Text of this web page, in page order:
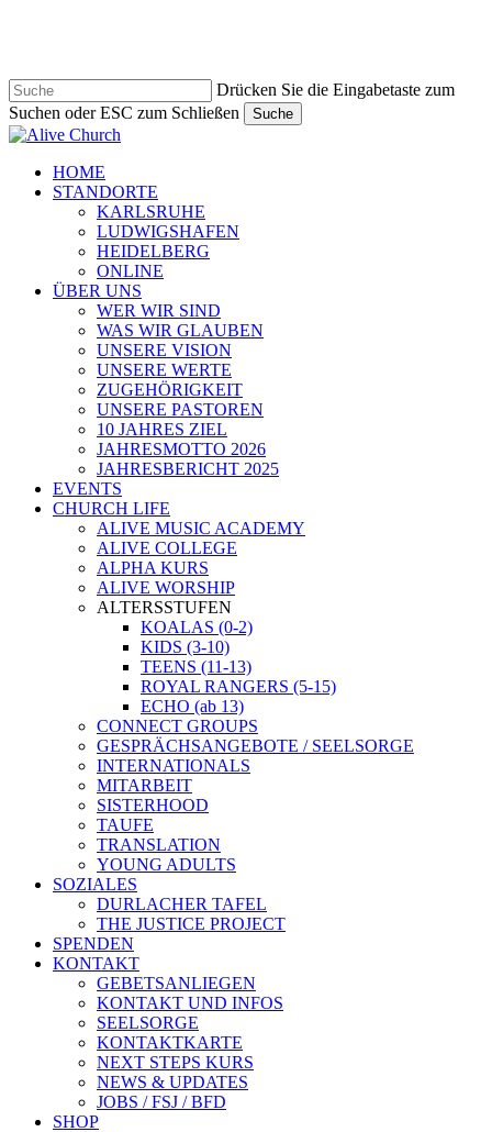
Drücken Sie die Eingabetaste zum
Suchen oder ESC zum Schließen
Suche
Suche
Navigationsmenü
HOME
STANDORTE
KARLSRUHE
LUDWIGSHAFEN
HEIDELBERG
ONLINE
ÜBER UNS
WER WIR SIND
WAS WIR GLAUBEN
UNSERE VISION
UNSERE WERTE
ZUGEHÖRIGKEIT
UNSERE PASTOREN
10 JAHRES ZIEL
JAHRESMOTTO 2026
JAHRESBERICHT 2025
EVENTS
CHURCH LIFE
ALIVE MUSIC ACADEMY
ALIVE COLLEGE
ALPHA KURS
ALIVE WORSHIP
ALTERSSTUFEN
KOALAS (0-2)
KIDS (3-10)
TEENS (11-13)
ROYAL RANGERS (5-15)
ECHO (ab 13)
CONNECT GROUPS
GESPRÄCHSANGEBOTE / SEELSORGE
INTERNATIONALS
MITARBEIT
SISTERHOOD
TAUFE
TRANSLATION
YOUNG ADULTS
SOZIALES
DURLACHER TAFEL
THE JUSTICE PROJECT
SPENDEN
KONTAKT
GEBETSANLIEGEN
KONTAKT UND INFOS
SEELSORGE
KONTAKTKARTE
NEXT STEPS KURS
NEWS & UPDATES
JOBS / FSJ / BFD
SHOP